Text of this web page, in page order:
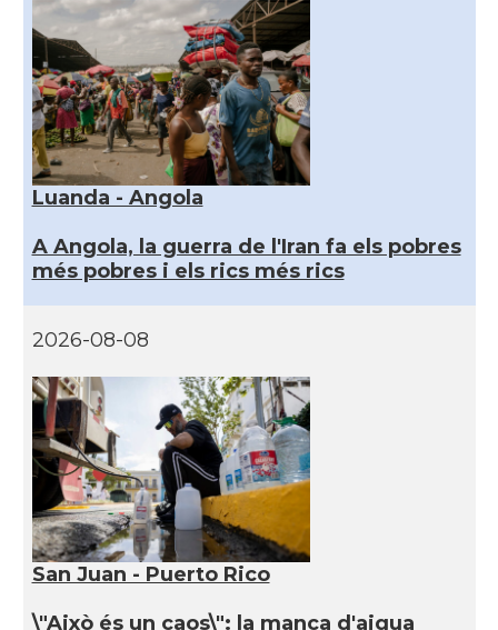
Luanda - Angola
A Angola, la guerra de l'Iran fa els pobres
més pobres i els rics més rics
2026-08-08
San Juan - Puerto Rico
\"Això és un caos\": la manca d'aigua